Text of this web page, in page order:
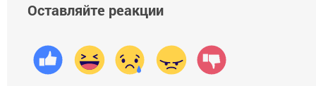
Оставляйте реакции